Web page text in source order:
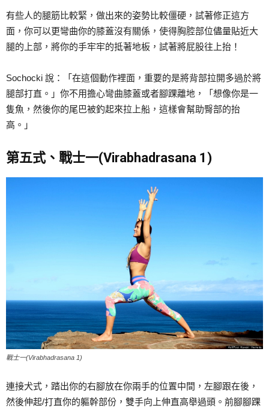
有些人的腿筋比較緊，做出來的姿勢比較僵硬，試著修正這方
面，你可以更彎曲你的膝蓋沒有關係，使得胸腔部位儘量貼近大
腿的上部，將你的手牢牢的抵著地板，試著將屁股往上抬！
Sochocki 說：「在這個動作裡面，重要的是將背部拉開多過於將
腿部打直。」你不用擔心彎曲膝蓋或者腳踝離地，「想像你是一
隻魚，然後你的尾巴被釣起來拉上船，這樣會幫助臀部的抬
高。」
第五式、戰士一(Virabhadrasana 1)
戰士一(Virabhadrasana 1)
連接犬式，踏出你的右腳放在你兩手的位置中間，左腳跟在後，
然後伸起/打直你的軀幹部份，雙手向上伸直高舉過頭。前腳腳踝